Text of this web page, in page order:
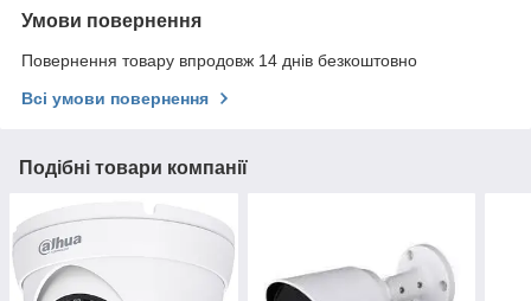
Умови повернення
Повернення товару впродовж 14 днів безкоштовно
Всі умови повернення
Подібні товари компанії